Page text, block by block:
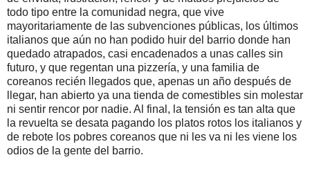
todo tipo entre la comunidad negra, que vive
mayoritariamente de las subvenciones públicas, los últimos
italianos que aún no han podido huir del barrio donde han
quedado atrapados, casi encadenados a unas calles sin
futuro, y que regentan una pizzería, y una familia de
coreanos recién llegados que, apenas un año después de
llegar, han abierto ya una tienda de comestibles sin molestar
ni sentir rencor por nadie. Al final, la tensión es tan alta que
la revuelta se desata pagando los platos rotos los italianos y
de rebote los pobres coreanos que ni les va ni les viene los
odios de la gente del barrio.